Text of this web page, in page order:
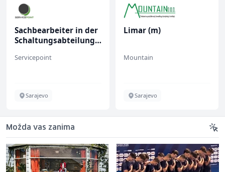
Sachbearbeiter in der
Schaltungsabteilung
Servicepoint
Sarajevo
Limar (m)
Mountain
Sarajevo
Možda vas zanima